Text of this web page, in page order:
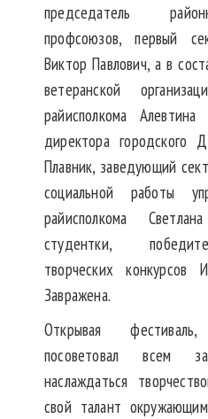
председатель
профсоюзов, первый
Виктор Павлович, а в
ветеранской
райисполкома
директора городского
Плавник, заведующий
социальной работы
райисполкома
студентки,
творческих
Завражена.
Открывая
посоветовал всем
наслаждаться
свой талант